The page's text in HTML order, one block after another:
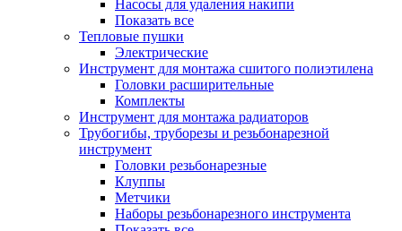
Насосы для удаления накипи
Показать все
Тепловые пушки
Электрические
Инструмент для монтажа сшитого полиэтилена
Головки расширительные
Комплекты
Инструмент для монтажа радиаторов
Трубогибы, труборезы и резьбонарезной
инструмент
Головки резьбонарезные
Клуппы
Метчики
Наборы резьбонарезного инструмента